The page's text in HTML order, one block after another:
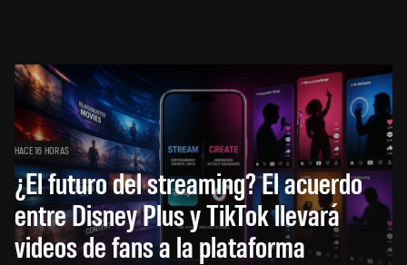
HACE 16 HORAS
¿El futuro del streaming? El acuerdo
entre Disney Plus y TikTok llevará
videos de fans a la plataforma